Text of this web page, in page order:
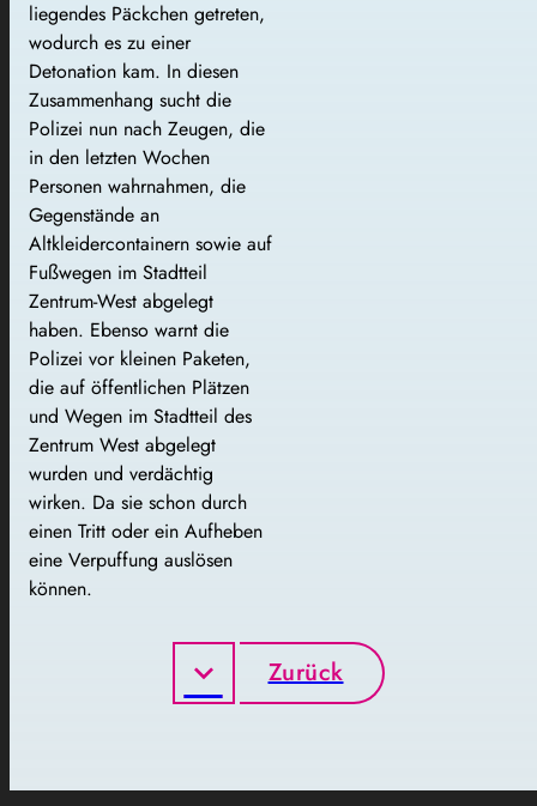
liegendes Päckchen getreten,
wodurch es zu einer
Detonation kam. In diesen
Zusammenhang sucht die
Polizei nun nach Zeugen, die
in den letzten Wochen
Personen wahrnahmen, die
Gegenstände an
Altkleidercontainern sowie auf
Fußwegen im Stadtteil
Zentrum-West abgelegt
haben. Ebenso warnt die
Polizei vor kleinen Paketen,
die auf öffentlichen Plätzen
und Wegen im Stadtteil des
Zentrum West abgelegt
wurden und verdächtig
wirken. Da sie schon durch
einen Tritt oder ein Aufheben
eine Verpuffung auslösen
können.
Zurück